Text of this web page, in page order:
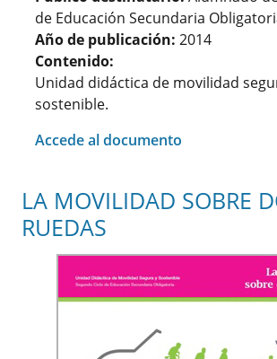
de Educación Secundaria
Año de publicación: 2014
Contenido:
Unidad didáctica de movilidad
sostenible.
Accede al documento
LA MOVILIDAD SOBRE
RUEDAS